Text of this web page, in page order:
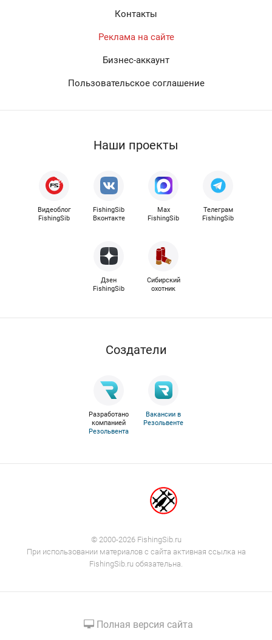
Контакты
Реклама на сайте
Бизнес-аккаунт
Пользовательское соглашение
Наши проекты
Видеоблог
FishingSib
FishingSib
Вконтакте
Max
FishingSib
Телеграм
FishingSib
Дзен
FishingSib
Сибирский
охотник
Cоздатели
Разработано
компанией
Резольвента
Вакансии в
Резольвенте
Полная версия сайта
© 2000-2026 FishingSib.ru
При использовании материалов с сайта активная ссылка на
FishingSib.ru обязательна.